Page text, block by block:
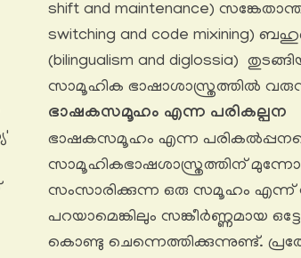
shift and maintenance)
switching and code mixining)
(bilingualism and diglossia)
സാമൂഹിക ഭാഷാശാസ്ത്രത്തിൽ
ഭാഷകസമൂഹം എന്ന പരികല്പന
ഭാഷകസമൂഹം എന്ന
സാമൂഹികഭാഷശാസ്ത്രത്തിന്
സംസാരിക്കുന്ന ഒരു സമൂഹം എന്ന്
പറയാമെങ്കിലും സങ്കീർണ്ണമായ
കൊണ്ടു ചെന്നെത്തിക്കുന്നുണ്ട്.